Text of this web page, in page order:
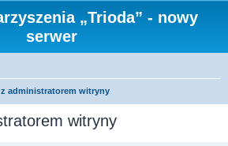
„Trioda” - nowy
serwer
administratorem witryny
witryny